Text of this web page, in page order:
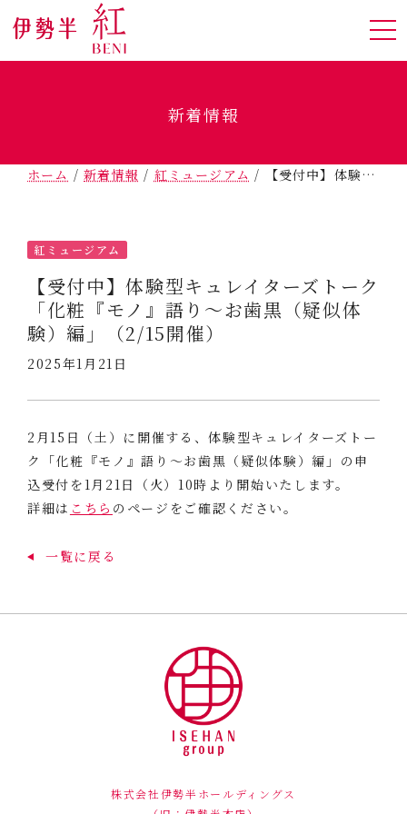
新着情報
ホーム /新着情報 / 紅ミュージアム / 【受付中】体験型キュレイターズトーク「化粧『モノ』語り～お歯黒（疑似体験）編」（2/15開催）
紅ミュージアム
【受付中】体験型キュレイターズトーク
「化粧『モノ』語り～お歯黒（疑似体
験）編」（2/15開催）
2025年1月21日
2月15日（土）に開催する、体験型キュレイターズトー
ク「化粧『モノ』語り～お歯黒（疑似体験）編」の申
込受付を1月21日（火）10時より開始いたします。
詳細は こちら のページをご確認ください。
一覧に戻る
株式会社伊勢半ホールディングス